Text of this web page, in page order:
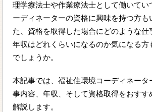
理学療法士や作業療法士として働いてい
ーディネーターの資格に興味を持つ方も
た、資格を取得した場合にどのような仕
年収はどれくらいになるのか気になる方
でしょうか。
本記事では、福祉住環境コーディネータ
事内容、年収、そして資格取得をおすす
解説します。